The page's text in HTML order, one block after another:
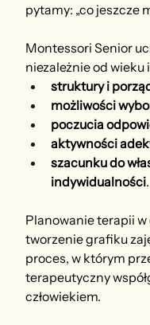
pytamy: „co jeszcze
Montessori Senior
niezależnie od
struktury i
możliwości
poczucia
aktywności
szacunku do
indywidualności.
Planowanie terapii
tworzenie grafiku
proces, w którym
terapeutyczny
człowiekiem.